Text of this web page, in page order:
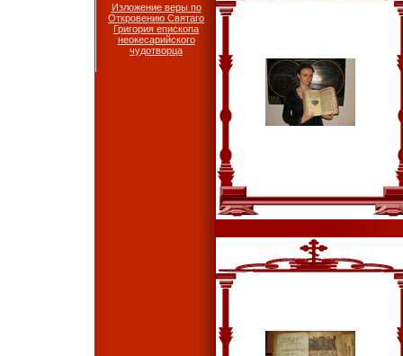
Изложение веры по
Откровению Святаго
Григория епископа
неокесарийского
чудотворца